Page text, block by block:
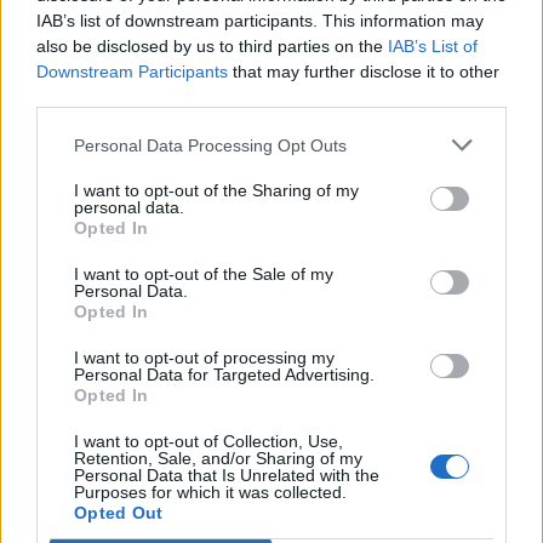
IAB’s list of downstream participants. This information may
also be disclosed by us to third parties on the IAB’s List of
Downstream Participants that may further disclose it to other
Personal Data Processing Opt Outs
I want to opt-out of the Sharing of my
personal data.
Opted In
I want to opt-out of the Sale of my
Personal Data.
Opted In
I want to opt-out of processing my
Personal Data for Targeted Advertising.
Opted In
I want to opt-out of Collection, Use,
Retention, Sale, and/or Sharing of my
Personal Data that Is Unrelated with the
Purposes for which it was collected.
Opted Out
ευρώ σε εισαγωγές ορυκτών καυσίμων».
Η φον ντερ Λάιεν υπογράμμισε ότι η στρατηγική
της ΕΕ πρέπει να συνεχίσει να στηρίζεται στις
εγχώριες πηγές ενέργειας, δηλαδή στις
Όπως είπε, «έχουμε ενεργειακές πηγές που
παράγονται στην Ευρώπη – τις ανανεώσιμες και
την πυρηνική ενέργεια», σημειώνοντας ότι οι τιμές
τους «παρέμειναν σταθερές τις τελευταίες δέκα
ημέρες». Προειδοποίησε μάλιστα ότι η επιστροφή
στα ρωσικά ορυκτά καύσιμα «θα ήταν στρατηγικό
λάθος» που θα έκανε την Ευρώπη «πιο
εξαρτημένη, πιο ευάλωτη και πιο αδύναμη».
Αναλύοντας τη δομή των λογαριασμών ενέργειας,
η Πρόεδρος της Επιτροπής ανέφερε ότι το κόστος